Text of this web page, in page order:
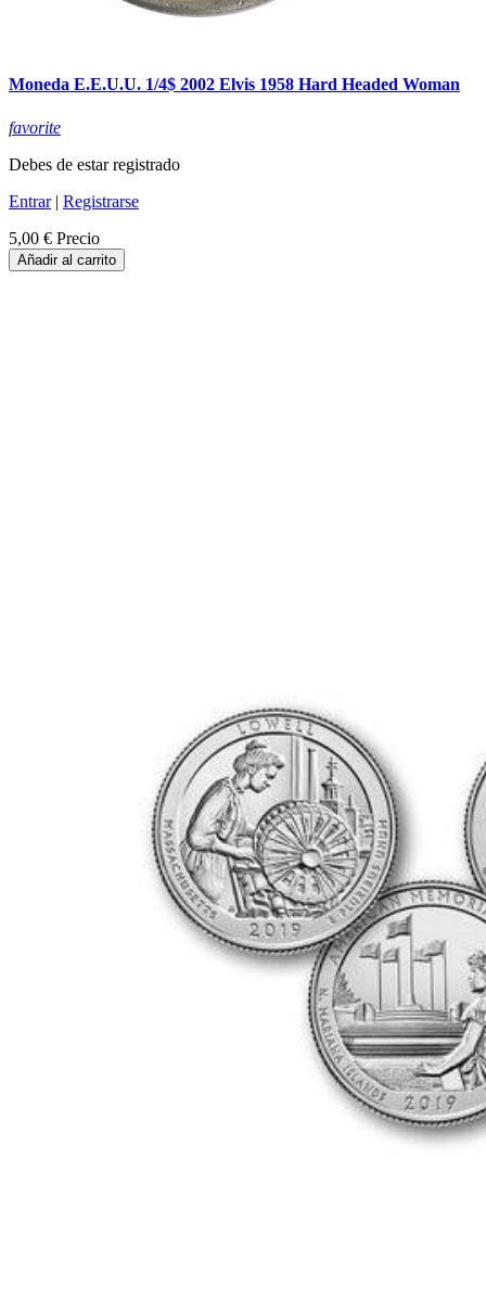
Moneda E.E.U.U. 1/4$ 2002 Elvis 1958 Hard Headed Woman
favorite
Debes de estar registrado
Entrar| Registrarse
5,00 € Precio
Añadir al carrito